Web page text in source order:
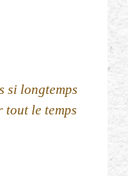
si longtemps
tout le temps